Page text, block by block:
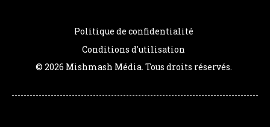
Politique de confidentialité
Conditions d'utilisation
© 2026 Mishmash Média. Tous droits réservés.